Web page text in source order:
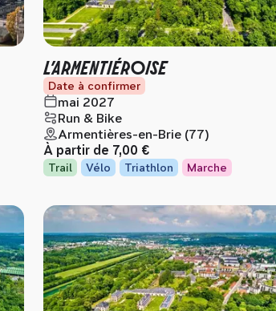
L’ARMENTIÉROISE
Date à confirmer
mai 2027
Run & Bike
Armentières-en-Brie (77)
À partir de 7,00 €
Trail Vélo Triathlon Marche